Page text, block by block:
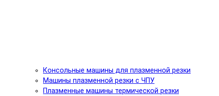
Консольные машины для плазменной резки
Машины плазменной резки с ЧПУ
Плазменные машины термической резки